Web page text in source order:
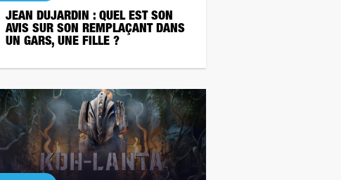
JEAN DUJARDIN : QUEL EST SON
AVIS SUR SON REMPLAÇANT DANS
UN GARS, UNE FILLE ?